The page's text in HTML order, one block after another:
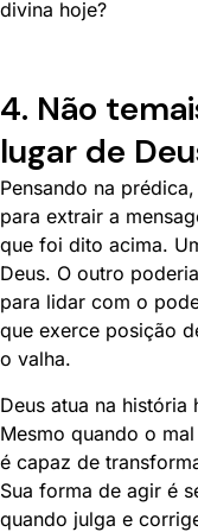
divina hoje?
4. Não
lugar de
Pensando na
para extrair a
que foi dito acima.
Deus. O outro
para lidar com o
que exerce posição
o valha.
Deus atua na história
Mesmo quando o
é capaz de
Sua forma de agir é
quando julga e